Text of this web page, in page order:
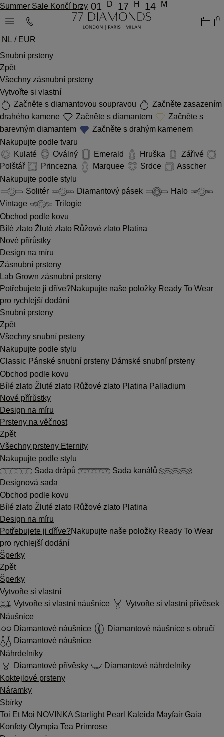
Summer Sale Končí brzy 01 D 17 H 14 M
NL / EUR
Snubní prsteny
Zpět
Všechny zásnubní prsteny
Vytvořte si vlastní
Začněte s diamantovou soupravou
Začněte zasazením
drahého kamene
Začněte s diamantem
Začněte s
barevným diamantem
Začněte s drahým kamenem
Nakupujte podle tvaru
Kulaté
Oválný Emerald Hruška
Zářivé
Polštář
Princezna Marquee Srdce
Asscher
Nakupujte podle stylu
Solitér
Diamantový pásek
Halo
Vintage
Trilogie
Obchod podle kovu
Bílé zlato Žluté zlato Růžové zlato Platina
Nové přírůstky
Design na míru
Zásnubní prsteny
Lab Grown zásnubní prsteny
Potřebujete ji dříve?Nakupujte naše položky Ready To Wear
pro rychlejší dodání
Snubní prsteny
Zpět
Všechny snubní prsteny
Nakupujte podle stylu
Classic Pánské snubní prsteny Dámské snubní prsteny
Obchod podle kovu
Bílé zlato Žluté zlato Růžové zlato Platina Palladium
Nové přírůstky
Design na míru
Prsteny na věčnost
Zpět
Všechny prsteny Eternity
Nakupujte podle stylu
Sada drápů
Sada kanálů
Designová sada
Obchod podle kovu
Bílé zlato Žluté zlato Růžové zlato Platina
Design na míru
Potřebujete ji dříve?Nakupujte naše položky Ready To Wear
pro rychlejší dodání
Šperky
Zpět
Šperky
Vytvořte si vlastní
Vytvořte si vlastní náušnice
Vytvořte si vlastní přívěsek
Náušnice
Diamantové náušnice
Diamantové náušnice s obručí
Diamantové náušnice
Náhrdelníky
Diamantové přívěsky
Diamantové náhrdelníky
Koktejlové prsteny
Náramky
Sbírky
Toi Et Moi NOVINKA Starlight Pearl Kaleida Mayfair Gaia
Konfety Olympia Tea Primrose